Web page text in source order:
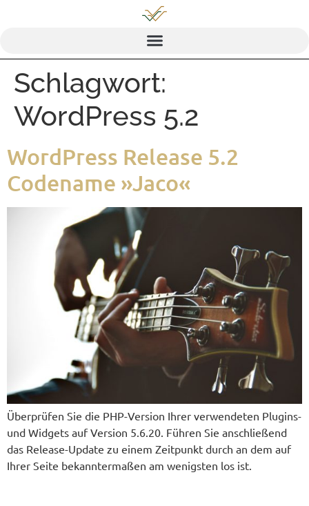
Schlagwort:
WordPress 5.2
Word­Press Release 5.2
Code­na­me »Jaco«
Über­prü­fen Sie die PHP-Ver­si­on Ihrer ver­wen­de­ten Plug­ins-
und Wid­gets auf Ver­si­on 5.6.20. Füh­ren Sie anschlie­ßend
das Release-Update zu einem Zeit­punkt durch an dem auf
Ihrer Sei­te bekann­ter­ma­ßen am wenig­sten los ist.